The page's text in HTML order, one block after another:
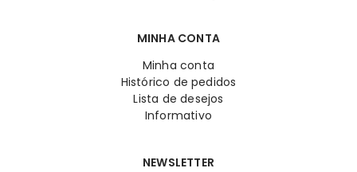
MINHA CONTA
Minha conta
Histórico de pedidos
Lista de desejos
Informativo
NEWSLETTER